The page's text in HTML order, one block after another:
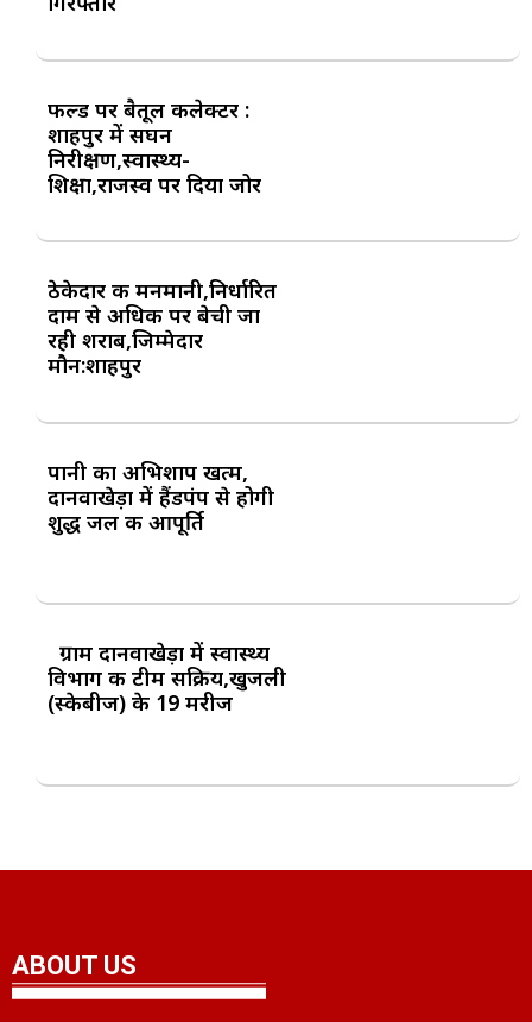
फील्ड पर बैतूल कलेक्टर :
शाहपुर में सघन
निरीक्षण,स्वास्थ्य-
शिक्षा,राजस्व पर दिया जोर
ठेकेदार की मनमानी,निर्धारित
दाम से अधिक पर बेची जा
रही शराब,जिम्मेदार
मौन:शाहपुर
पानी का अभिशाप खत्म,
दानवाखेड़ा में हैंडपंप से होगी
शुद्ध जल की आपूर्ति
ग्राम दानवाखेड़ा में स्वास्थ्य
विभाग की टीम सक्रिय,खुजली
(स्केबीज) के 19 मरीज
ABOUT US